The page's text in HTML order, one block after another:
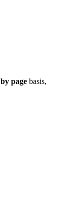
by page basis,